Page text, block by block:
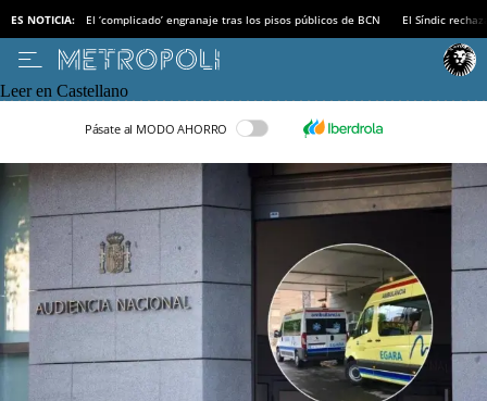
ES NOTICIA: El ‘complicado’ engranaje tras los pisos públicos de BCN El Síndic
Leer en Castellano
Pásate al MODO AHORRO